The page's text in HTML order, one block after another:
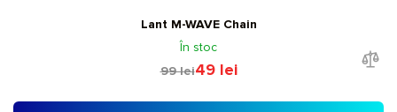
Lant M-WAVE Chain
În stoc
99 lei49 lei